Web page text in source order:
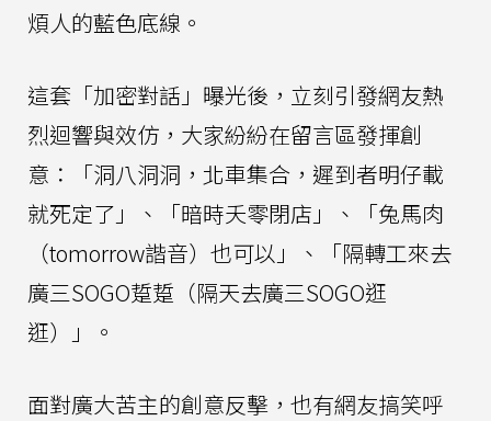
煩人的藍色底線。
這套「加密對話」曝光後，立刻引發網友熱
烈迴響與效仿，大家紛紛在留言區發揮創
意：「洞八洞洞，北車集合，遲到者明仔載
就死定了」、「暗時夭零閉店」、「兔馬肉
（tomorrow諧音）也可以」、「隔轉工來去
廣三SOGO踅踅（隔天去廣三SOGO逛
逛）」。
面對廣大苦主的創意反擊，也有網友搞笑呼